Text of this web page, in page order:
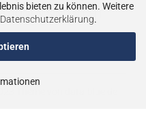
bieten zu können. Weitere
Datenschutzerklärung.
SIND NICHT